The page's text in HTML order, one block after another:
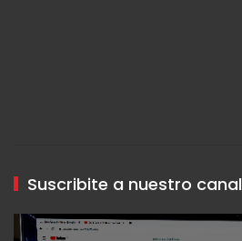
Suscribite a nuestro canal